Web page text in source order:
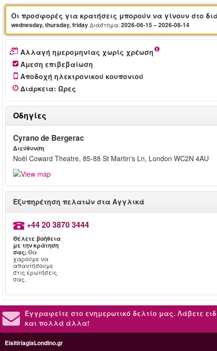
Οι προσφορές για κρατήσεις μπορούν να γίνουν στο
wednesday, thursday, fridayΔιάστημα:2026-06-15 – 2026-08-14
Αλλαγή ημερομηνίας χωρίς χρέωση
Άμεση επιβεβαίωση
Αποδοχή ηλεκτρονικού κουπονιού
Διάρκεια: Ώρες
Οδηγίες
Cyrano de Bergerac
Διεύθυνση
Noël Coward Theatre, 85-88 St Martin's Ln, London WC2N 4AU
Εξυπηρέτηση πελατών στα Αγγλικά
+44 20 3870 3444
Θέλετε βοήθεια
με την κράτηση
σας; Θα
χαρούμε να
απαντήσουμε
στις ερωτήσεις
σας.
Εγγραφείτε στο ενημερωτικό δελτίο μας. Λάβετε
και πολλά άλλα!
EisitiriagiaLondino.gr